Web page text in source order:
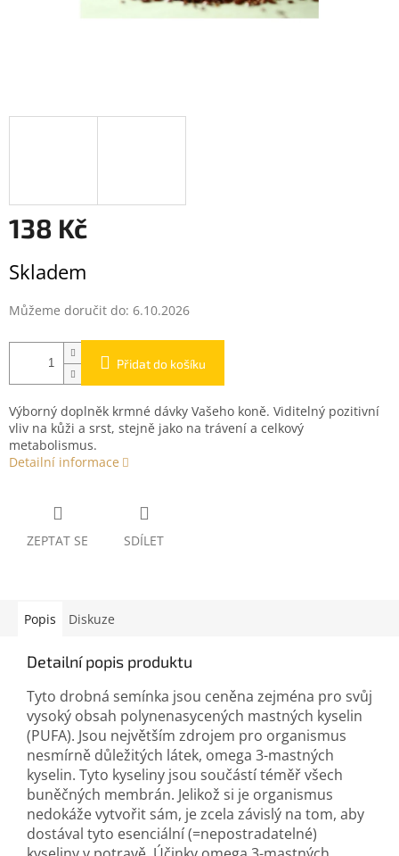
138 Kč
cena:
Skladem
Můžeme doručit do: 6.10.2026
Přidat do košíku
Výborný doplněk krmné dávky Vašeho koně. Viditelný pozitivní
vliv na kůži a srst, stejně jako na trávení a celkový
metabolismus.
Detailní informace
ZEPTAT SE SDÍLET
Popis Diskuze
Detailní popis produktu
Tyto drobná semínka jsou ceněna zejména pro svůj
vysoký obsah polynenasycených mastných kyselin
(PUFA). Jsou největším zdrojem pro organismus
nesmírně důležitých látek, omega 3-mastných
kyselin. Tyto kyseliny jsou součástí téměř všech
buněčných membrán. Jelikož si je organismus
nedokáže vytvořit sám, je zcela závislý na tom, aby
dostával tyto esenciální (=nepostradatelné)